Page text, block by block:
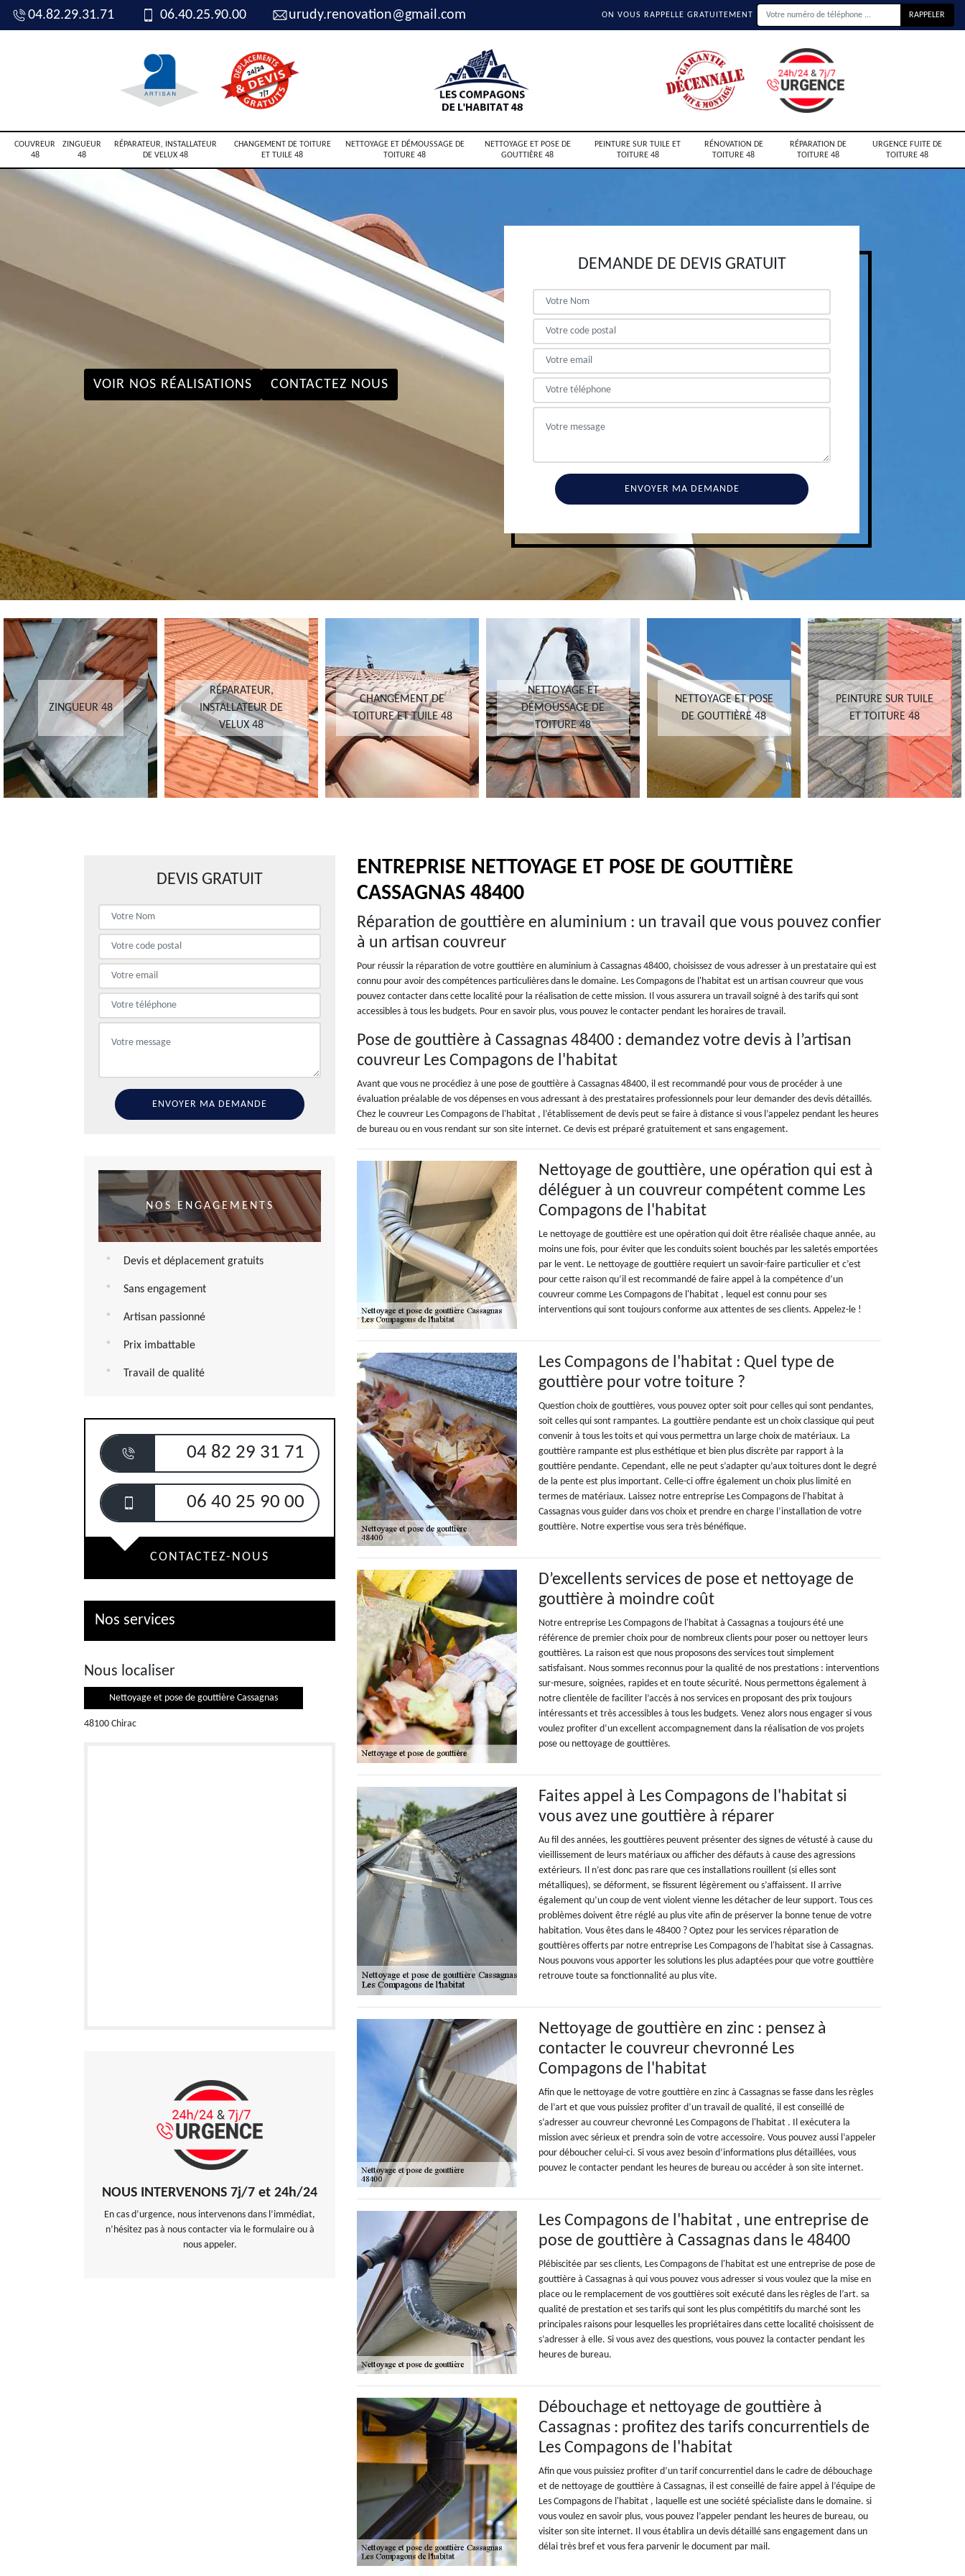
04.82.29.31.71 06.40.25.90.00 urudy.renovation@gmail.com ON VOUS RAPPELLE GRATUITEMENT
COUVREUR
48
ZINGUEUR
48
RÉPARATEUR, INSTALLATEUR
DE VELUX 48
CHANGEMENT DE TOITURE
ET TUILE 48
NETTOYAGE ET DÉMOUSSAGE DE
TOITURE 48
NETTOYAGE ET POSE DE
GOUTTIÈRE 48
PEINTURE SUR TUILE ET
TOITURE 48
RÉNOVATION DE
TOITURE 48
RÉPARATION DE
TOITURE 48
URGENCE FUITE DE
TOITURE 48
VOIR NOS RÉALISATIONS CONTACTEZ NOUS
DEMANDE DE DEVIS GRATUIT
ZINGUEUR 48
RÉPARATEUR,
INSTALLATEUR DE
VELUX 48
CHANGEMENT DE
TOITURE ET TUILE 48
NETTOYAGE ET
DÉMOUSSAGE DE
TOITURE 48
NETTOYAGE ET POSE
DE GOUTTIÈRE 48
PEINTURE SUR TUILE
ET TOITURE 48
DEVIS GRATUIT
NOS ENGAGEMENTS
Devis et déplacement gratuits
Sans engagement
Artisan passionné
Prix imbattable
Travail de qualité
04 82 29 31 71
06 40 25 90 00
CONTACTEZ-NOUS
Nos services
Nous localiser
Nettoyage et pose de gouttière Cassagnas
48100 Chirac
NOUS INTERVENONS 7j/7 et 24h/24
En cas d’urgence, nous intervenons dans l’immédiat,
n’hésitez pas à nous contacter via le formulaire ou à
nous appeler.
ENTREPRISE NETTOYAGE ET POSE DE GOUTTIÈRE
CASSAGNAS 48400
Réparation de gouttière en aluminium : un travail que vous pouvez confier
à un artisan couvreur
Pour réussir la réparation de votre gouttière en aluminium à Cassagnas 48400, choisissez de vous adresser à un prestataire qui est
connu pour avoir des compétences particulières dans le domaine. Les Compagons de l'habitat est un artisan couvreur que vous
pouvez contacter dans cette localité pour la réalisation de cette mission. Il vous assurera un travail soigné à des tarifs qui sont
accessibles à tous les budgets. Pour en savoir plus, vous pouvez le contacter pendant les horaires de travail.
Pose de gouttière à Cassagnas 48400 : demandez votre devis à l’artisan
couvreur Les Compagons de l'habitat
Avant que vous ne procédiez à une pose de gouttière à Cassagnas 48400, il est recommandé pour vous de procéder à une
évaluation préalable de vos dépenses en vous adressant à des prestataires professionnels pour leur demander des devis détaillés.
Chez le couvreur Les Compagons de l'habitat , l’établissement de devis peut se faire à distance si vous l’appelez pendant les heures
de bureau ou en vous rendant sur son site internet. Ce devis est préparé gratuitement et sans engagement.
Nettoyage de gouttière, une opération qui est à
déléguer à un couvreur compétent comme Les
Compagons de l'habitat
Le nettoyage de gouttière est une opération qui doit être réalisée chaque année, au
moins une fois, pour éviter que les conduits soient bouchés par les saletés emportées
par le vent. Le nettoyage de gouttière requiert un savoir-faire particulier et c’est
pour cette raison qu’il est recommandé de faire appel à la compétence d’un
couvreur comme Les Compagons de l'habitat , lequel est connu pour ses
interventions qui sont toujours conforme aux attentes de ses clients. Appelez-le !
Les Compagons de l'habitat : Quel type de
gouttière pour votre toiture ?
Question choix de gouttières, vous pouvez opter soit pour celles qui sont pendantes,
soit celles qui sont rampantes. La gouttière pendante est un choix classique qui peut
convenir à tous les toits et qui vous permettra un large choix de matériaux. La
gouttière rampante est plus esthétique et bien plus discrète par rapport à la
gouttière pendante. Cependant, elle ne peut s’adapter qu’aux toitures dont le degré
de la pente est plus important. Celle-ci offre également un choix plus limité en
termes de matériaux. Laissez notre entreprise Les Compagons de l'habitat à
Cassagnas vous guider dans vos choix et prendre en charge l’installation de votre
gouttière. Notre expertise vous sera très bénéfique.
D’excellents services de pose et nettoyage de
gouttière à moindre coût
Notre entreprise Les Compagons de l'habitat à Cassagnas a toujours été une
référence de premier choix pour de nombreux clients pour poser ou nettoyer leurs
gouttières. La raison est que nous proposons des services tout simplement
satisfaisant. Nous sommes reconnus pour la qualité de nos prestations : interventions
sur-mesure, soignées, rapides et en toute sécurité. Nous permettons également à
notre clientèle de faciliter l’accès à nos services en proposant des prix toujours
intéressants et très accessibles à tous les budgets. Venez alors nous engager si vous
voulez profiter d’un excellent accompagnement dans la réalisation de vos projets
pose ou nettoyage de gouttières.
Faites appel à Les Compagons de l'habitat si
vous avez une gouttière à réparer
Au fil des années, les gouttières peuvent présenter des signes de vétusté à cause du
vieillissement de leurs matériaux ou afficher des défauts à cause des agressions
extérieurs. Il n’est donc pas rare que ces installations rouillent (si elles sont
métalliques), se déforment, se fissurent légèrement ou s’affaissent. Il arrive
également qu’un coup de vent violent vienne les détacher de leur support. Tous ces
problèmes doivent être réglé au plus vite afin de préserver la bonne tenue de votre
habitation. Vous êtes dans le 48400 ? Optez pour les services réparation de
gouttières offerts par notre entreprise Les Compagons de l'habitat sise à Cassagnas.
Nous pouvons vous apporter les solutions les plus adaptées pour que votre gouttière
retrouve toute sa fonctionnalité au plus vite.
Nettoyage de gouttière en zinc : pensez à
contacter le couvreur chevronné Les
Compagons de l'habitat
Afin que le nettoyage de votre gouttière en zinc à Cassagnas se fasse dans les règles
de l’art et que vous puissiez profiter d’un travail de qualité, il est conseillé de
s’adresser au couvreur chevronné Les Compagons de l'habitat . Il exécutera la
mission avec sérieux et prendra soin de votre accessoire. Vous pouvez aussi l’appeler
pour déboucher celui-ci. Si vous avez besoin d’informations plus détaillées, vous
pouvez le contacter pendant les heures de bureau ou accéder à son site internet.
Les Compagons de l'habitat , une entreprise de
pose de gouttière à Cassagnas dans le 48400
Plébiscitée par ses clients, Les Compagons de l'habitat est une entreprise de pose de
gouttière à Cassagnas à qui vous pouvez vous adresser si vous voulez que la mise en
place ou le remplacement de vos gouttières soit exécuté dans les règles de l’art. sa
qualité de prestation et ses tarifs qui sont les plus compétitifs du marché sont les
principales raisons pour lesquelles les propriétaires dans cette localité choisissent de
s’adresser à elle. Si vous avez des questions, vous pouvez la contacter pendant les
heures de bureau.
Débouchage et nettoyage de gouttière à
Cassagnas : profitez des tarifs concurrentiels de
Les Compagons de l'habitat
Afin que vous puissiez profiter d’un tarif concurrentiel dans le cadre de débouchage
et de nettoyage de gouttière à Cassagnas, il est conseillé de faire appel à l’équipe de
Les Compagons de l'habitat , laquelle est une société spécialiste dans le domaine. si
vous voulez en savoir plus, vous pouvez l’appeler pendant les heures de bureau, ou
visiter son site internet. Il vous établira un devis détaillé sans engagement dans un
délai très bref et vous fera parvenir le document par mail.